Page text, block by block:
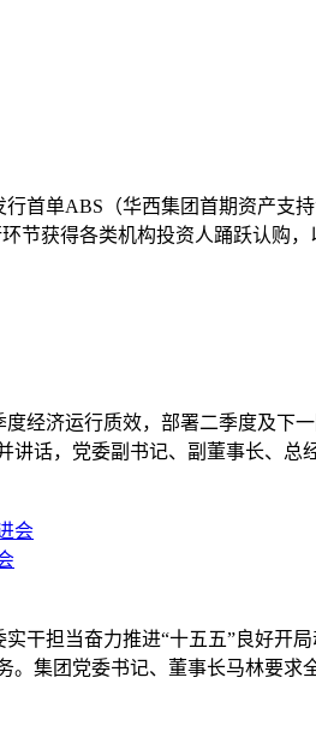
首单ABS（华西集团首期资产
节获得各类机构投资人踊跃认购
经济运行质效，部署二季度及
讲话，党委副书记、副董事长、
干担当奋力推进“十五五”良好
。集团党委书记、董事长马林要